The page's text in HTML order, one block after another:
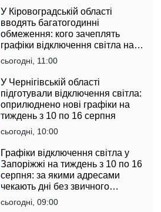
У Кіровоградській області
вводять багатогодинні
обмеження: кого зачеплять
графіки відключення світла на
тиждень з 10 по 16 серпня
сьогодні, 11:00
У Чернігівській області
підготували відключення світла:
оприлюднено нові графіки на
тиждень з 10 по 16 серпня
сьогодні, 10:00
Графіки відключення світла у
Запоріжжі на тиждень з 10 по 16
серпня: за якими адресами
чекають дні без звичного
комфорту
сьогодні, 09:00